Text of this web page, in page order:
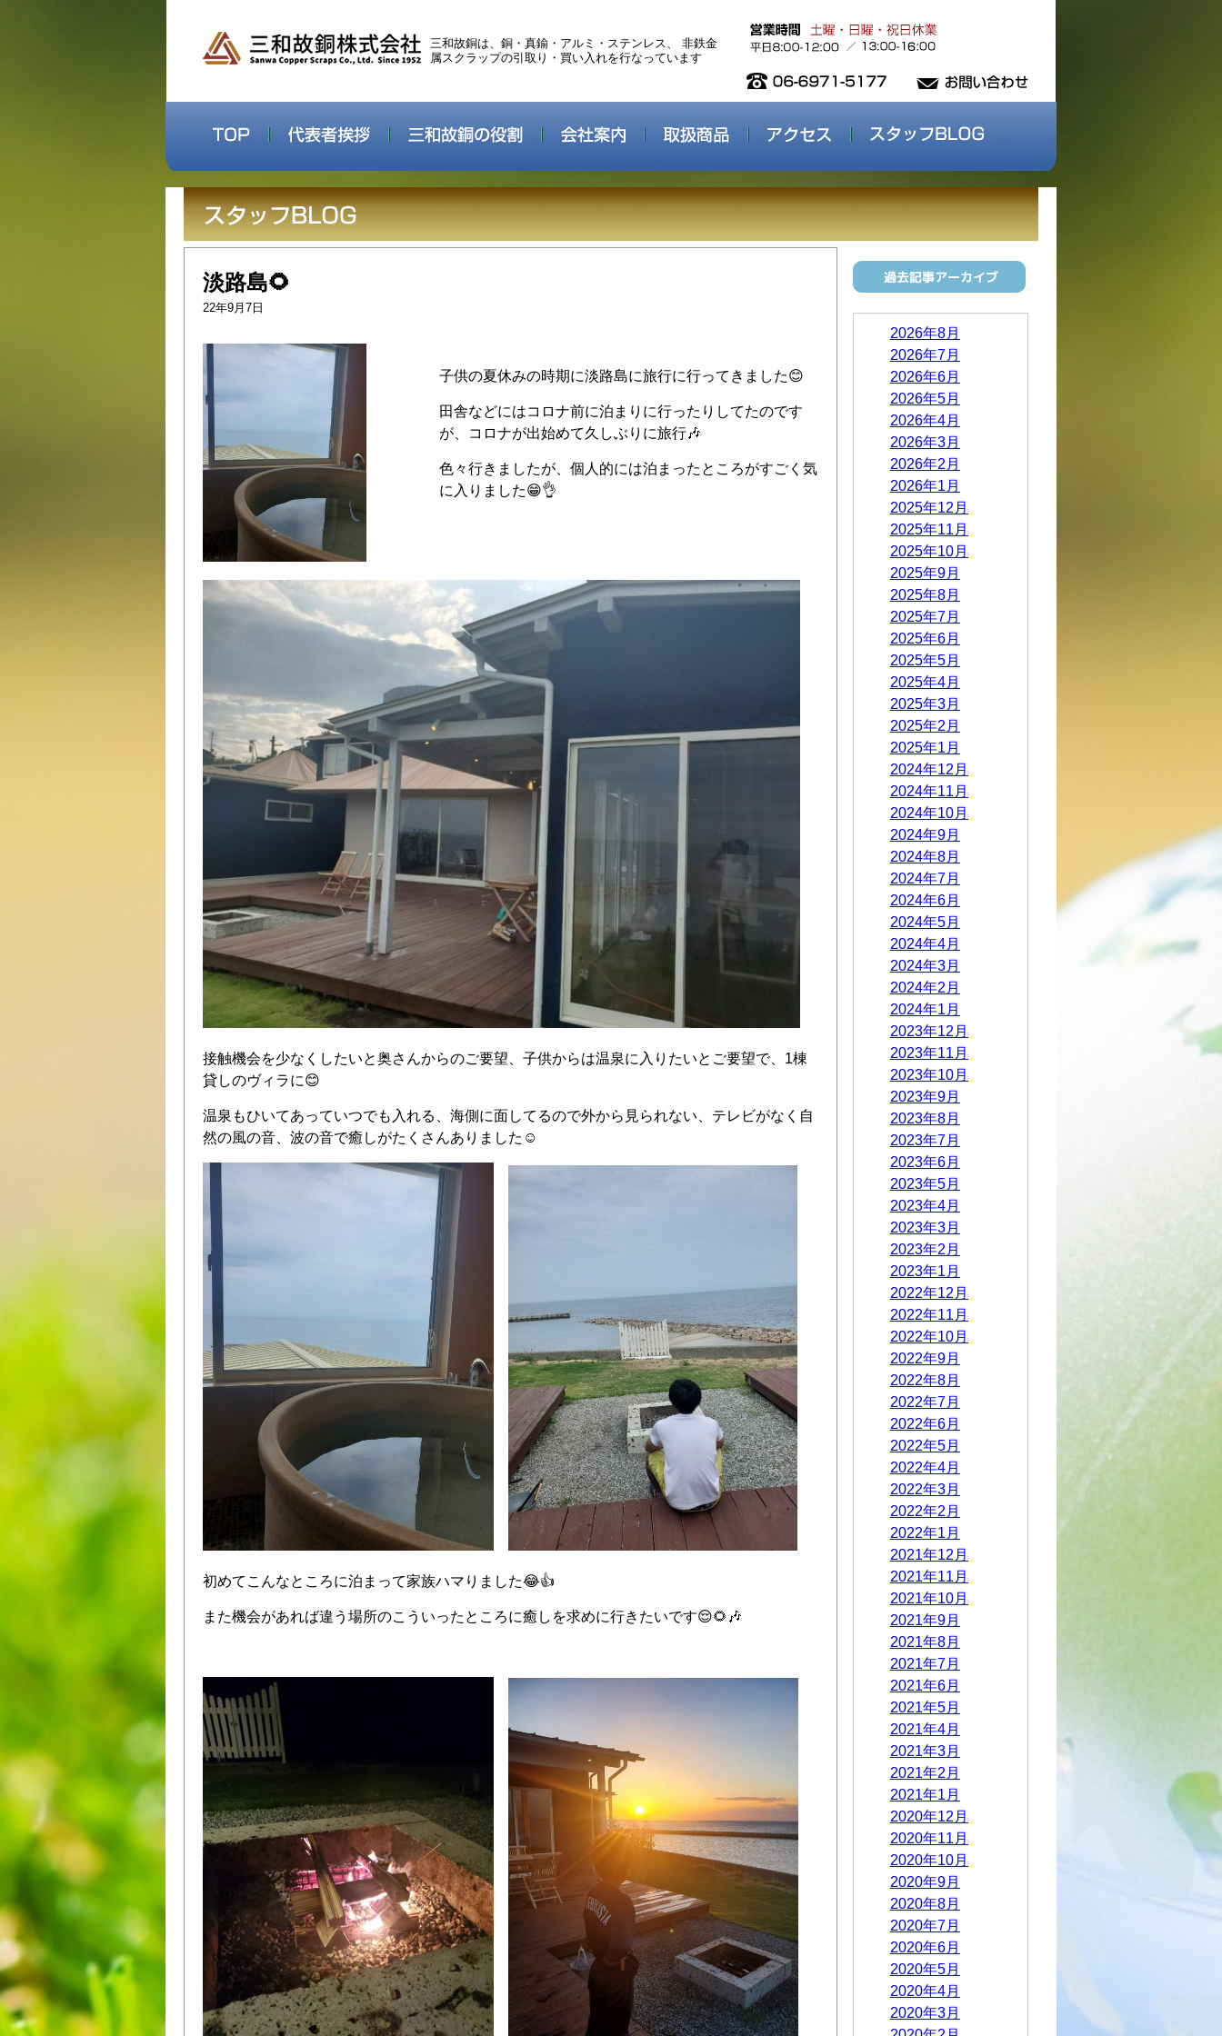
三和故銅は、銅・真鍮・アルミ・ステンレス、 非鉄金
属スクラップの引取り・買い入れを行なっています
淡路島🌻
22年9月7日
子供の夏休みの時期に淡路島に旅行に行ってきました😊
田舎などにはコロナ前に泊まりに行ったりしてたのです
が、コロナが出始めて久しぶりに旅行🎶
色々行きましたが、個人的には泊まったところがすごく気
に入りました😁👌
接触機会を少なくしたいと奥さんからのご要望、子供からは温泉に入りたいとご要望で、1棟
貸しのヴィラに😊
温泉もひいてあっていつでも入れる、海側に面してるので外から見られない、テレビがなく自
然の風の音、波の音で癒しがたくさんありました☺️
初めてこんなところに泊まって家族ハマりました😂👍
また機会があれば違う場所のこういったところに癒しを求めに行きたいです😌🌻🎶
2026年8月
2026年7月
2026年6月
2026年5月
2026年4月
2026年3月
2026年2月
2026年1月
2025年12月
2025年11月
2025年10月
2025年9月
2025年8月
2025年7月
2025年6月
2025年5月
2025年4月
2025年3月
2025年2月
2025年1月
2024年12月
2024年11月
2024年10月
2024年9月
2024年8月
2024年7月
2024年6月
2024年5月
2024年4月
2024年3月
2024年2月
2024年1月
2023年12月
2023年11月
2023年10月
2023年9月
2023年8月
2023年7月
2023年6月
2023年5月
2023年4月
2023年3月
2023年2月
2023年1月
2022年12月
2022年11月
2022年10月
2022年9月
2022年8月
2022年7月
2022年6月
2022年5月
2022年4月
2022年3月
2022年2月
2022年1月
2021年12月
2021年11月
2021年10月
2021年9月
2021年8月
2021年7月
2021年6月
2021年5月
2021年4月
2021年3月
2021年2月
2021年1月
2020年12月
2020年11月
2020年10月
2020年9月
2020年8月
2020年7月
2020年6月
2020年5月
2020年4月
2020年3月